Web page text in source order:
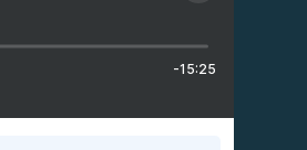
-15:25